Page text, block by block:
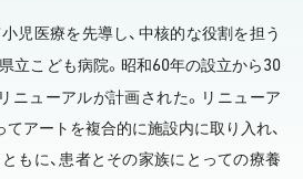
児医療を先導し、中核的な役割を担う
立こども病院。昭和60年の設立から30
ニューアルが計画された。リニューア
てアートを複合的に施設内に取り入れ、
もに、患者とその家族にとっての療養